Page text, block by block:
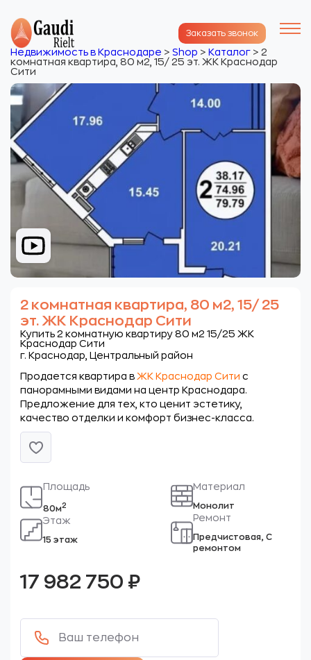
Заказать звонок
Недвижимость в Краснодаре > Shop > Каталог > 2
комнатная квартира, 80 м2, 15/ 25 эт. ЖК Краснодар
Сити
2 комнатная квартира, 80 м2, 15/ 25
эт. ЖК Краснодар Сити
Купить 2 комнатную квартиру 80 м2 15/25 ЖК
Краснодар Сити
г. Краснодар, Центральный район
Продается квартира в ЖК Краснодар Сити с
панорамными видами на центр Краснодара.
Предложение для тех, кто ценит эстетику,
качество отделки и комфорт бизнес-класса.
Площадь
80м2
Этаж
15 этаж
Материал
Монолит
Ремонт
Предчистовая, С
ремонтом
17 982 750 ₽